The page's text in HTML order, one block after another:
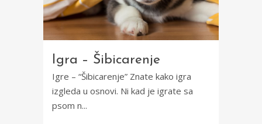
Igra – Šibicarenje
Igre – “Šibicarenje” Znate kako igra
izgleda u osnovi. Ni kad je igrate sa
psom n...